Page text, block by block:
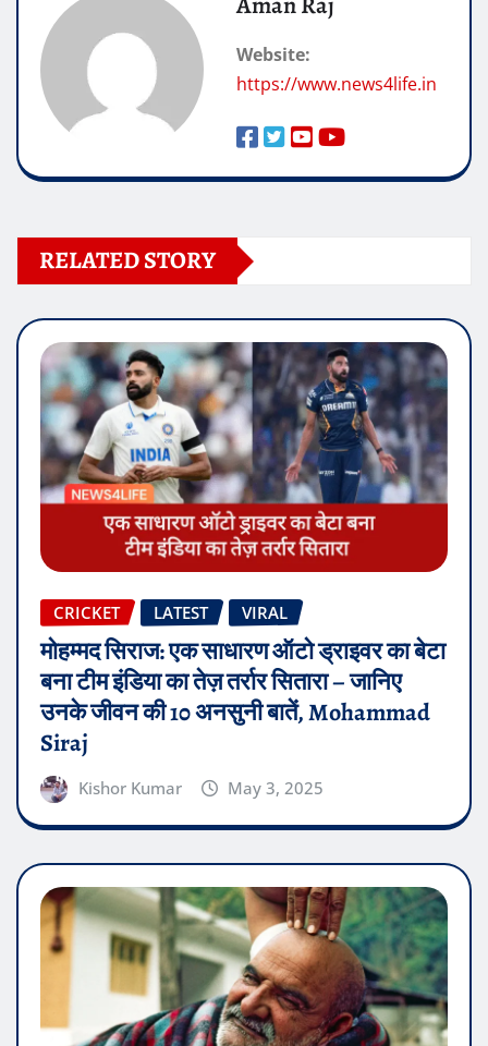
Website:
https://www.news4life.in
RELATED STORY
CRICKET LATEST VIRAL
मोहम्मद सिराज: एक साधारण ऑटो ड्राइवर का बेटा
बना टीम इंडिया का तेज़ तर्रार सितारा – जानिए
उनके जीवन की 10 अनसुनी बातें, Mohammad
Siraj
Kishor Kumar May 3, 2025